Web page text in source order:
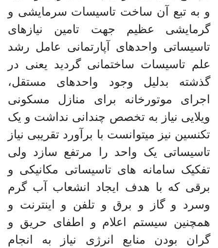
و به تبع آن ساخت تاسیسات سرمایشی و
گرمایشی عظیم جهت تامین نیازهای
تاسیساتی واحدهای آپارتمانی عامل رشد
علم تاسیسات ساختمانی گردید یعنی در
گذشته بدلیل وجود واحدهای مستقل،
اجرای موتورخانه برای منازل مسکونی
ویلایی نیاز به تخصص چندانی نداشت و یک
تکنسین نیز میتوانست با برآورد تقریبی نیاز
تاسیساتی یک واحد را مرتفع سازد ولی
تفکیک سامانه های تاسیساتی مکانیکی و
برقی که با هدف ایجاد انشعاب آب گرم
وسرد و گاز و برق و تلفن و اینترنت و
همچنین سیستم اعلام و اطفای حریق و
گران بودن منابع انرژی نیاز به انجام